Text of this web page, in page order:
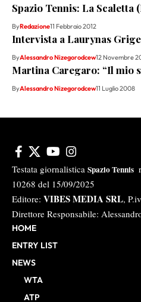
Spazio Tennis: La Scaletta
ByRedazione11 Febbraio 2012
Intervista a Laurynas
ByAlessandro Nizegorodcew12 Novembre
Martina Caregaro: “Il mio
ByAlessandro Nizegorodcew11 Luglio 2008
Testata giornalistica Spazio Tennis
10268 del 15/09/2025
Editore: VIBES MEDIA SRL,
Direttore Responsabile:
HOME
ENTRY LIST
NEWS
WTA
ATP